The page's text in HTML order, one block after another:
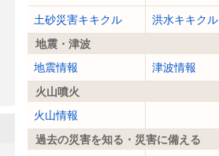
土砂災害キキクル
洪水キキクル
地震・津波
地震情報
津波情報
火山噴火
火山情報
過去の災害を知る・災害に備える